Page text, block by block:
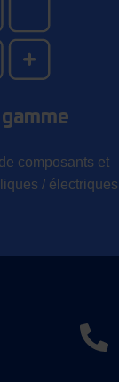
composants et
/ électriques